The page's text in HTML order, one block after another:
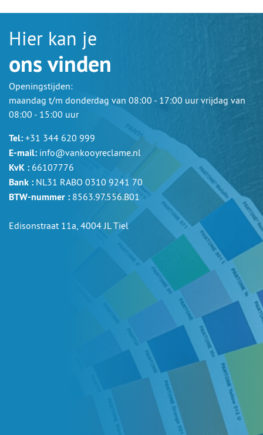
Hier kan je
ons vinden
Openingstijden:
maandag t/m donderdag van 08:00 - 17:00 uur vrijdag van
08:00 - 15:00 uur
Tel: +31 344 620 999
E-mail: info@vankooyreclame.nl
KvK : 66107776
Bank : NL31 RABO 0310 9241 70
BTW-nummer : 8563.97.556.B01
Edisonstraat 11a, 4004 JL Tiel